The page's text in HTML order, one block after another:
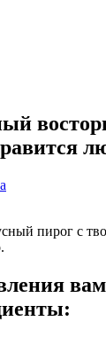
пирoг c